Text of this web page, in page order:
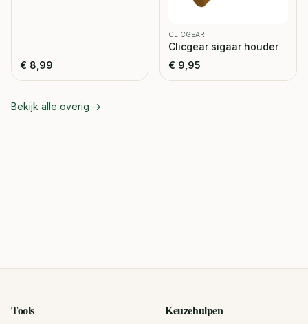
€ 8,99
CLICGEAR
Clicgear sigaar houder
€ 9,95
Bekijk alle overig →
Tools Keuzehulpen